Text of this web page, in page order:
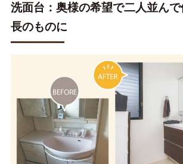
洗面台：奥様の希望で二人並ん
長のものに